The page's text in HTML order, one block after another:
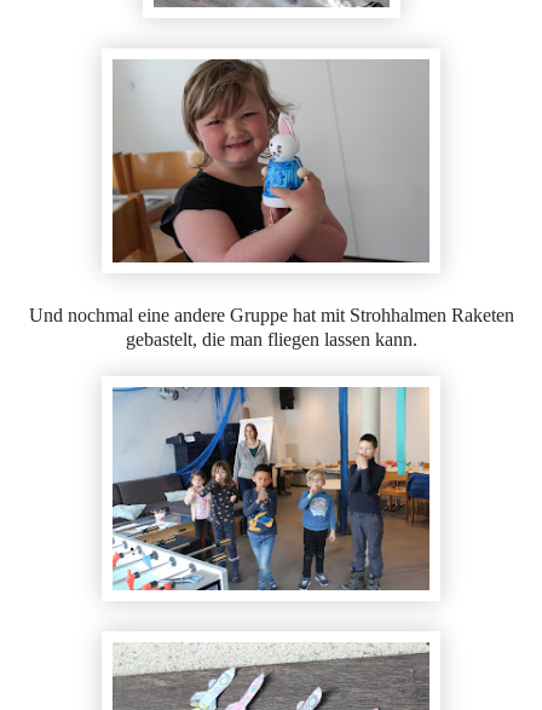
Und nochmal eine andere Gruppe hat mit Strohhalmen Raketen
gebastelt, die man fliegen lassen kann.